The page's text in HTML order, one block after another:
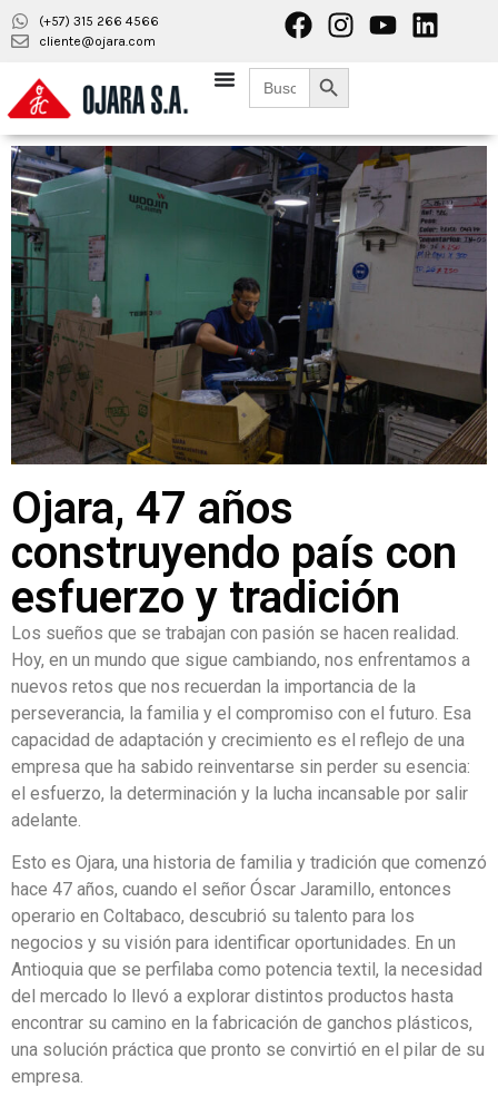
(+57) 315 266 4566
cliente@ojara.com
Buscar:Botón de búsqueda
Ojara, 47 años
construyendo país con
esfuerzo y tradición
Los sueños que se trabajan con pasión se hacen realidad.
Hoy, en un mundo que sigue cambiando, nos enfrentamos a
nuevos retos que nos recuerdan la importancia de la
perseverancia, la familia y el compromiso con el futuro. Esa
capacidad de adaptación y crecimiento es el reflejo de una
empresa que ha sabido reinventarse sin perder su esencia:
el esfuerzo, la determinación y la lucha incansable por salir
adelante.
Esto es Ojara, una historia de familia y tradición que comenzó
hace 47 años, cuando el señor Óscar Jaramillo, entonces
operario en Coltabaco, descubrió su talento para los
negocios y su visión para identificar oportunidades. En un
Antioquia que se perfilaba como potencia textil, la necesidad
del mercado lo llevó a explorar distintos productos hasta
encontrar su camino en la fabricación de ganchos plásticos,
una solución práctica que pronto se convirtió en el pilar de su
empresa.